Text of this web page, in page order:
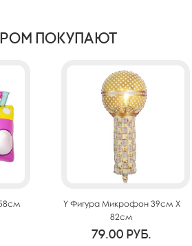
покупают
Y Фигура Микрофон 39см Х
82см
79.00 руб.